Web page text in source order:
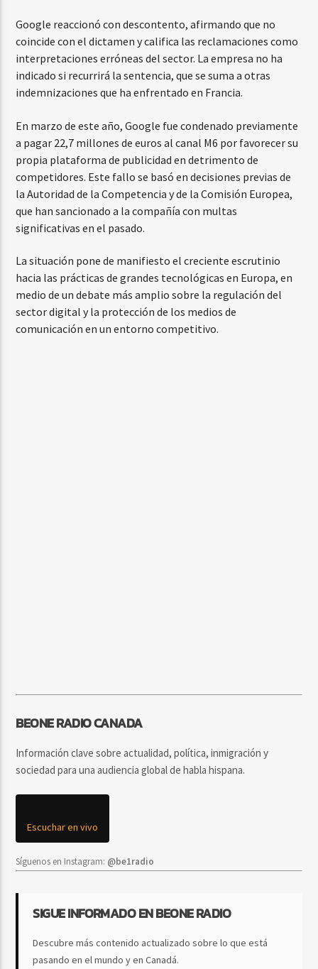
Google reaccionó con descontento, afirmando que no
coincide con el dictamen y califica las reclamaciones como
interpretaciones erróneas del sector. La empresa no ha
indicado si recurrirá la sentencia, que se suma a otras
indemnizaciones que ha enfrentado en Francia.
En marzo de este año, Google fue condenado previamente
a pagar 22,7 millones de euros al canal M6 por favorecer su
propia plataforma de publicidad en detrimento de
competidores. Este fallo se basó en decisiones previas de
la Autoridad de la Competencia y de la Comisión Europea,
que han sancionado a la compañía con multas
significativas en el pasado.
La situación pone de manifiesto el creciente escrutinio
hacia las prácticas de grandes tecnológicas en Europa, en
medio de un debate más amplio sobre la regulación del
sector digital y la protección de los medios de
comunicación en un entorno competitivo.
BEONE RADIO CANADA
Información clave sobre actualidad, política, inmigración y
sociedad para una audiencia global de habla hispana.
Escuchar en vivo
Síguenos en Instagram: @be1radio
SIGUE INFORMADO EN BEONE RADIO
Descubre más contenido actualizado sobre lo que está
pasando en el mundo y en Canadá.